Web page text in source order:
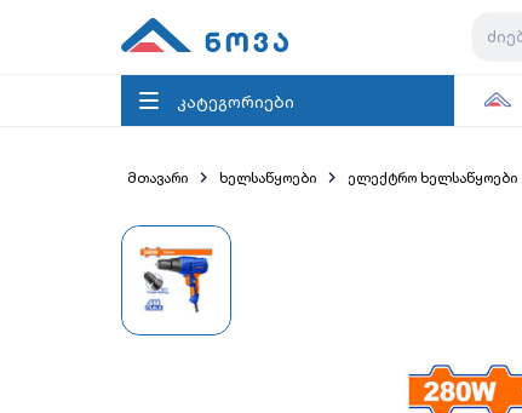
კატეგორიები
მთავარი ხელსაწყოები ელექტრო ხელსაწყოები